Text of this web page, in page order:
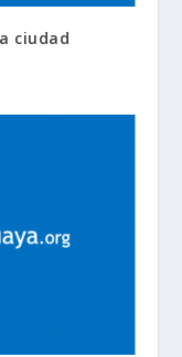
ciudad